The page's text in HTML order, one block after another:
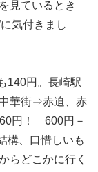
見ているとき
気付きまし
140円。長崎駅
華街⇒赤迫、赤
円！ 600円－
構、口惜しいも
らどこかに行く